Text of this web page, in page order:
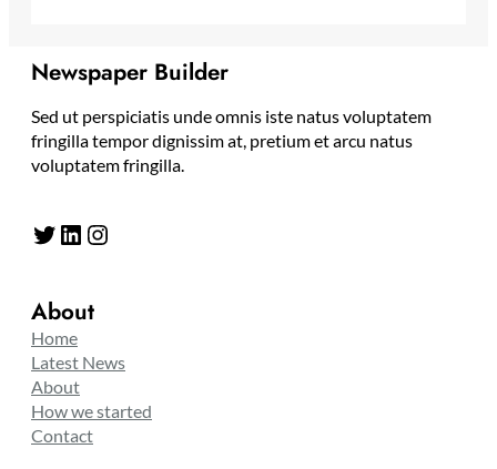
Newspaper Builder
Sed ut perspiciatis unde omnis iste natus voluptatem
fringilla tempor dignissim at, pretium et arcu natus
voluptatem fringilla.
Twitter LinkedIn Instagram
About
Home
Latest News
About
How we started
Contact